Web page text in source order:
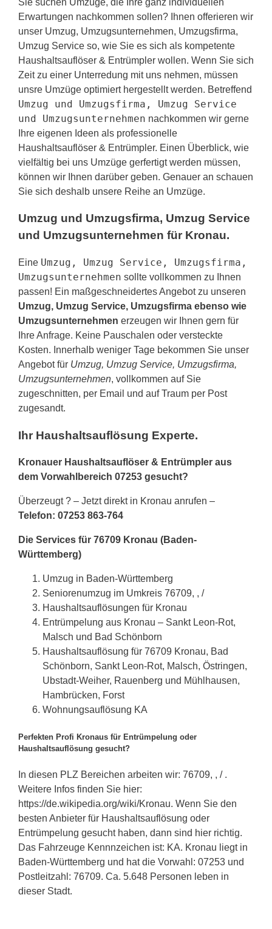
Erwartungen nachkommen sollen? Ihnen offerieren wir
unser Umzug, Umzugsunternehmen, Umzugsfirma,
Umzug Service so, wie Sie es sich als kompetente
Haushaltsauflöser & Entrümpler wollen. Wenn Sie sich
Zeit zu einer Unterredung mit uns nehmen, müssen
unsre Umzüge optimiert hergestellt werden. Betreffend
Umzug und Umzugsfirma, Umzug Service
und Umzugsunternehmen nachkommen wir gerne
Ihre eigenen Ideen als professionelle
Haushaltsauflöser & Entrümpler. Einen Überblick, wie
vielfältig bei uns Umzüge gerfertigt werden müssen,
können wir Ihnen darüber geben. Genauer an schauen
Sie sich deshalb unsere Reihe an Umzüge.
Umzug und Umzugsfirma, Umzug Service
und Umzugsunternehmen für Kronau.
Eine Umzug, Umzug Service, Umzugsfirma,
Umzugsunternehmen sollte vollkommen zu Ihnen
passen! Ein maßgeschneidertes Angebot zu unseren
Umzug, Umzug Service, Umzugsfirma ebenso wie
Umzugsunternehmen erzeugen wir Ihnen gern für
Ihre Anfrage. Keine Pauschalen oder versteckte
Kosten. Innerhalb weniger Tage bekommen Sie unser
Angebot für Umzug, Umzug Service, Umzugsfirma,
Umzugsunternehmen, vollkommen auf Sie
zugeschnitten, per Email und auf Traum per Post
zugesandt.
Ihr Haushaltsauflösung Experte.
Kronauer Haushaltsauflöser & Entrümpler aus
dem Vorwahlbereich 07253 gesucht?
Überzeugt ? – Jetzt direkt in Kronau anrufen –
Telefon: 07253 863-764
Die Services für 76709 Kronau (Baden-
Württemberg)
Umzug in Baden-Württemberg
Seniorenumzug im Umkreis 76709, , /
Haushaltsauflösungen für Kronau
Entrümpelung aus Kronau – Sankt Leon-Rot,
Malsch und Bad Schönborn
Haushaltsauflösung für 76709 Kronau, Bad
Schönborn, Sankt Leon-Rot, Malsch, Östringen,
Ubstadt-Weiher, Rauenberg und Mühlhausen,
Hambrücken, Forst
Wohnungsauflösung KA
Perfekten Profi Kronaus für Entrümpelung oder
Haushaltsauflösung gesucht?
In diesen PLZ Bereichen arbeiten wir: 76709, , / .
Weitere Infos finden Sie hier:
https://de.wikipedia.org/wiki/Kronau. Wenn Sie den
besten Anbieter für Haushaltsauflösung oder
Entrümpelung gesucht haben, dann sind hier richtig.
Das Fahrzeuge Kennnzeichen ist: KA. Kronau liegt in
Baden-Württemberg und hat die Vorwahl: 07253 und
Postleitzahl: 76709. Ca. 5.648 Personen leben in
dieser Stadt.